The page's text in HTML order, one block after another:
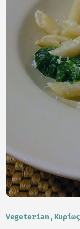
Vegeterian Κυρίως